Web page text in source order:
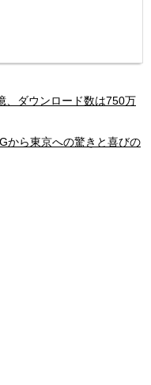
、ダウンロード数は750万
から東京への驚きと喜びの